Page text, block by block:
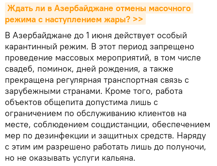
Ждать ли в Азербайджане отмены масочного
режима с наступлением жары? >>
В Азербайджане до 1 июня действует особый
карантинный режим. В этот период запрещено
проведение массовых мероприятий, в том числе
свадеб, поминок, дней рождения, а также
прекращена регулярная транспортная связь с
зарубежными странами. Кроме того, работа
объектов общепита допустима лишь с
ограничением по обслуживанию клиентов на
месте, соблюдением соцдистанции, обеспечением
мер по дезинфекции и защитных средств. Наряду
с этим им разрешено работать лишь до полуночи,
но не оказывать услуги кальяна.